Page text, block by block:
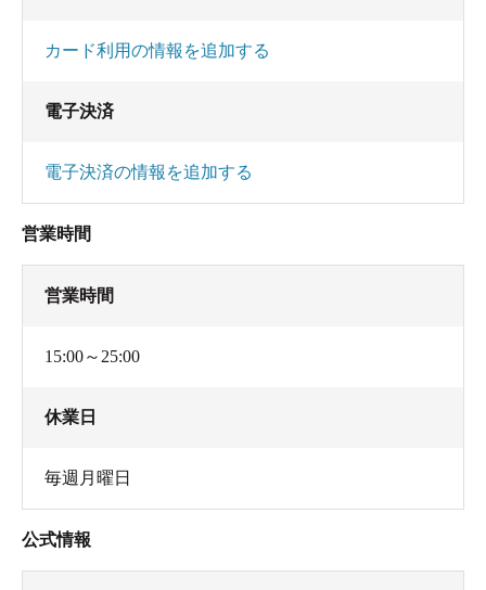
カード利用の情報を追加する
電子決済
電子決済の情報を追加する
営業時間
営業時間
15:00～25:00
休業日
毎週月曜日
公式情報